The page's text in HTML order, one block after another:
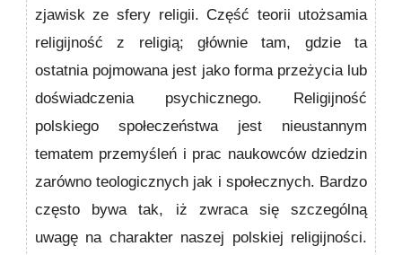
zjawisk ze sfery religii. Część teorii utożsamia
religijność z religią; głównie tam, gdzie ta
ostatnia pojmowana jest jako forma przeżycia lub
doświadczenia psychicznego. Religijność
polskiego społeczeństwa jest nieustannym
tematem przemyśleń i prac naukowców dziedzin
zarówno teologicznych jak i społecznych. Bardzo
często bywa tak, iż zwraca się szczególną
uwagę na charakter naszej polskiej religijności.